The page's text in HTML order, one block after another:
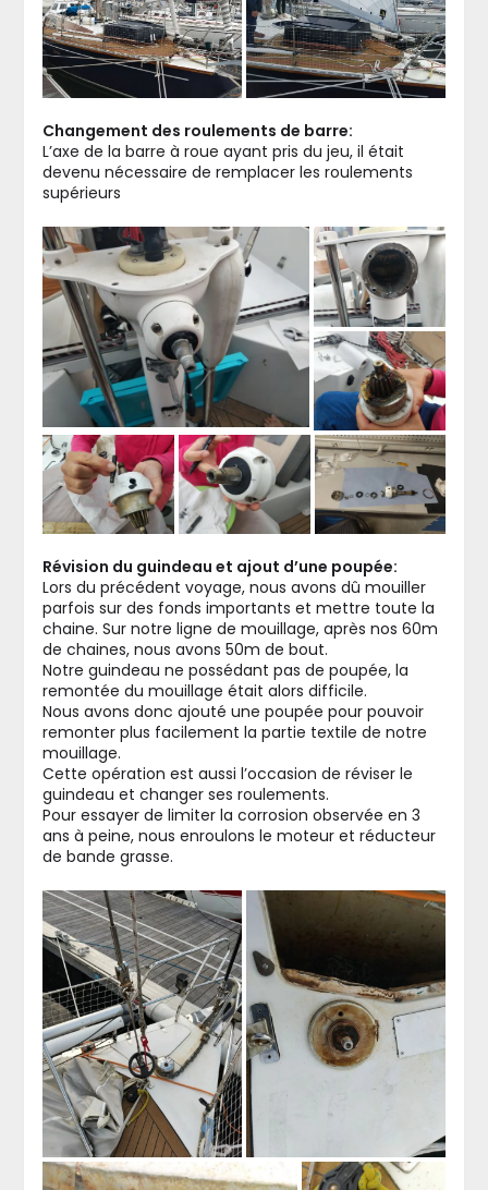
Changement des roulements de barre:
L’axe de la barre à roue ayant pris du jeu, il était
devenu nécessaire de remplacer les roulements
supérieurs
Révision du guindeau et ajout d’une poupée:
Lors du précédent voyage, nous avons dû mouiller
parfois sur des fonds importants et mettre toute la
chaine. Sur notre ligne de mouillage, après nos 60m
de chaines, nous avons 50m de bout.
Notre guindeau ne possédant pas de poupée, la
remontée du mouillage était alors difficile.
Nous avons donc ajouté une poupée pour pouvoir
remonter plus facilement la partie textile de notre
mouillage.
Cette opération est aussi l’occasion de réviser le
guindeau et changer ses roulements.
Pour essayer de limiter la corrosion observée en 3
ans à peine, nous enroulons le moteur et réducteur
de bande grasse.